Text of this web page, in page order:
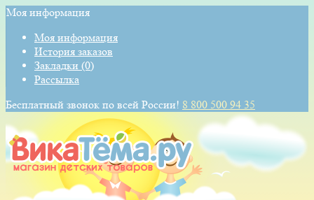
Моя информация
Моя информация
История заказов
Закладки (0)
Рассылка
Бесплатный звонок по всей России! 8 800 500 94 35